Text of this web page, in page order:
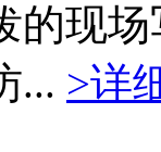
的现
... >详